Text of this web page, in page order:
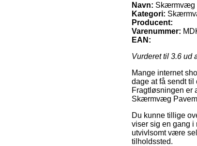
Navn: Skærmvæg
Kategori:
Producent:
Varenummer:
EAN:
Vurderet til 3.6 ud
Mange internet
dage at få sendt til
Fragtløsningen er
Skærmvæg
Du kunne tillige
viser sig en gang
utvivlsomt være
tilholdssted.